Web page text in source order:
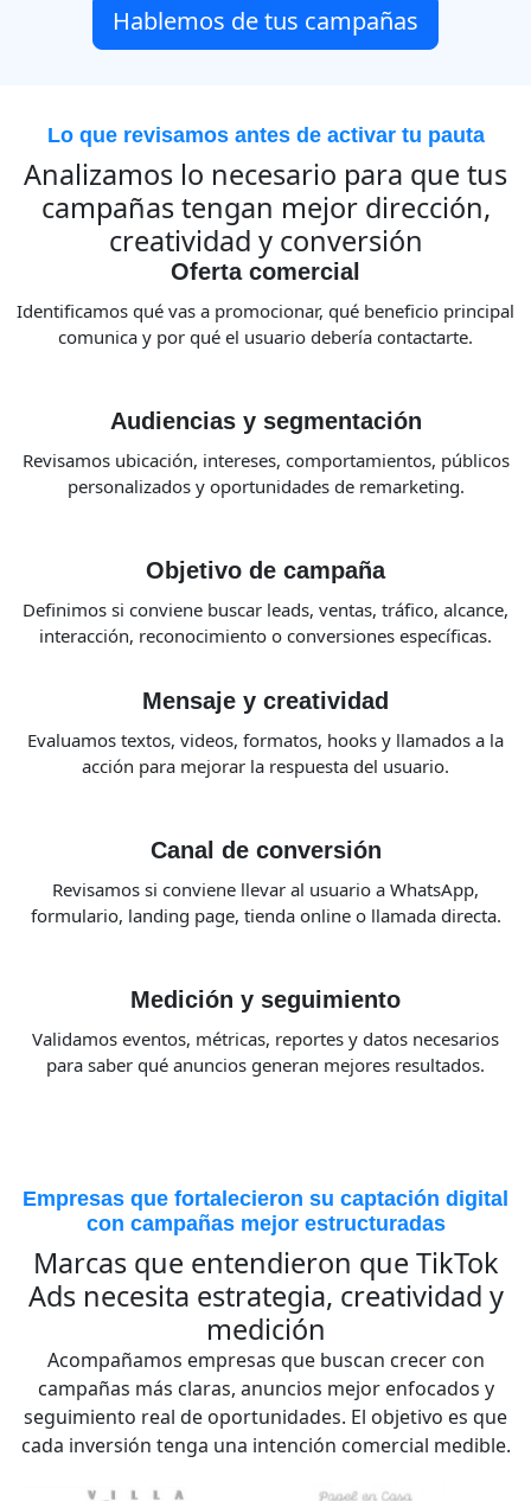
Hablemos de tus campañas
Lo que revisamos antes de activar tu pauta
Analizamos lo necesario para que tus
campañas tengan mejor dirección,
creatividad y conversión
Oferta comercial
Identificamos qué vas a promocionar, qué beneficio principal
comunica y por qué el usuario debería contactarte.
Audiencias y segmentación
Revisamos ubicación, intereses, comportamientos, públicos
personalizados y oportunidades de remarketing.
Objetivo de campaña
Definimos si conviene buscar leads, ventas, tráfico, alcance,
interacción, reconocimiento o conversiones específicas.
Mensaje y creatividad
Evaluamos textos, videos, formatos, hooks y llamados a la
acción para mejorar la respuesta del usuario.
Canal de conversión
Revisamos si conviene llevar al usuario a WhatsApp,
formulario, landing page, tienda online o llamada directa.
Medición y seguimiento
Validamos eventos, métricas, reportes y datos necesarios
para saber qué anuncios generan mejores resultados.
Empresas que fortalecieron su captación digital
con campañas mejor estructuradas
Marcas que entendieron que TikTok
Ads necesita estrategia, creatividad y
medición
Acompañamos empresas que buscan crecer con
campañas más claras, anuncios mejor enfocados y
seguimiento real de oportunidades. El objetivo es que
cada inversión tenga una intención comercial medible.